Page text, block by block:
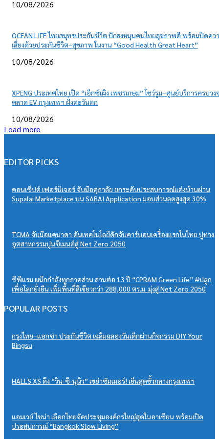
10/08/2026
OCEAN LIFE ไทยสมุทรประกันชีวิต ปักธงหนุนคนไทยสุขภาพดี พร้อมปิดคว
เสี่ยงด้วยประกันชีวิต–สุขภาพ ในงาน “Good Health Great Heart”
10/08/2026
XPENG ประเทศไทย เปิด “เอ็กซ์เผิง เพชรเกษม” โชว์รูม–ศูนย์บริการครบวง
ตลาด EV กรุงเทพฯ ฝั่งตะวันตก
10/08/2026
Load more
EDITOR PICKS
คอนเซ็ปต์ เฟอร์นิเจอร์ จับมือศุภาลัย ยกระดับประสบการณ์แต่งบ้านผ่าน
Supalai Marketplace บน SABAI Application มอบส่วนลดสูงสุด 30%
TCMA จับมือแคนาดา ดันเทคโนโลยีดักจับคาร์บอนเครื่องแรกในไทย ปูทาง
อุตสาหกรรมปูนซีเมนต์สู่ Net Zero 2050
ซีพีแรม ผนึกกำลังทุกภาคส่วน สานต่อ 13 ปี “CPRAM Green Life” #ปลูก
เพื่อโลกยั่งยืน เพิ่มพื้นที่สีเขียวกว่า 288,000 ตร.ม. มุ่งสู่ Net Zero 2050
POPULAR POSTS
กรุงไทย–แอกซ่า ประกันชีวิต เฉลิมฉลองวันเด็กผ่านกิจกรรม DIY Your
Bingsu
HALLS XS ดึง “วิน-ซี-นุนิว” เขย่าซัมเมอร์! เย็นสุดขั้วกลางกรุงเทพฯ
แอมเวย์ ไชน่า เลือกไทยจัดประชุมองค์กรใหญ่สุดในอาเซียน พร้อมเปิด
ประสบการณ์ “Bangkok Slow Living”